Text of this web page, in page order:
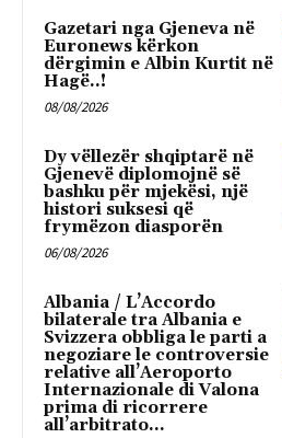
Gazetari nga Gjeneva në
Euronews kërkon
dërgimin e Albin Kurtit në
Hagë..!
08/08/2026
Dy vëllezër shqiptarë në
Gjenevë diplomojnë së
bashku për mjekësi, një
histori suksesi që
frymëzon diasporën
06/08/2026
Albania / L’Accordo
bilaterale tra Albania e
Svizzera obbliga le parti a
negoziare le controversie
relative all’Aeroporto
Internazionale di Valona
prima di ricorrere
all’arbitrato...